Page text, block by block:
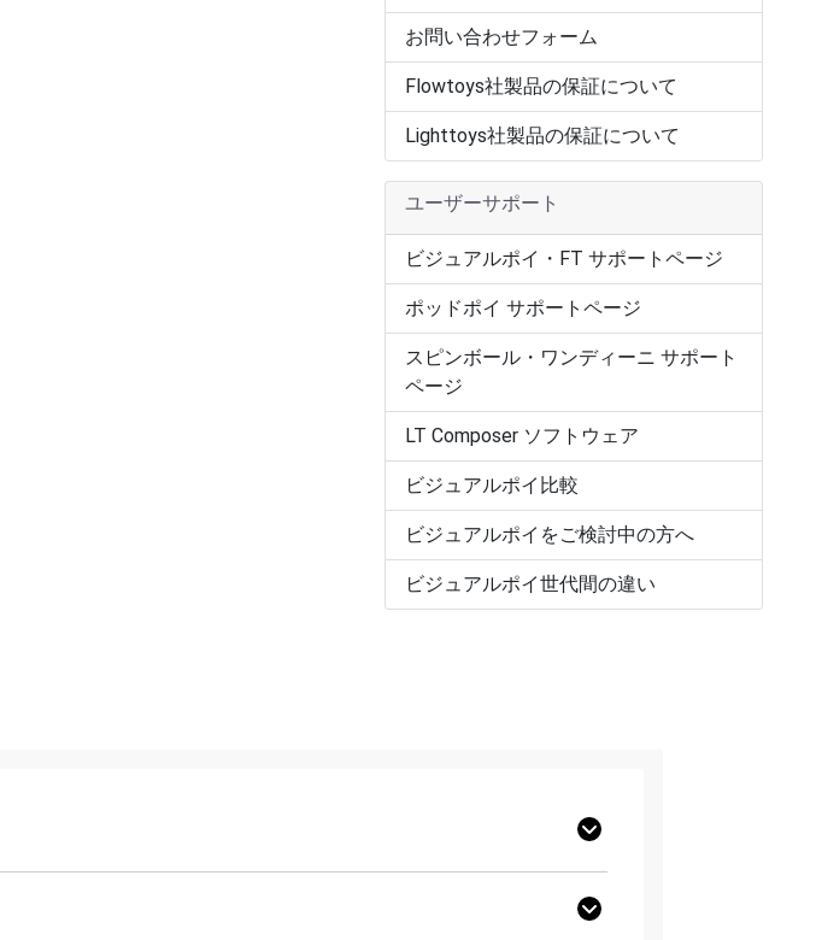
お問い合わせフォーム
Flowtoys社製品の保証について
Lighttoys社製品の保証について
ユーザーサポート
ビジュアルポイ・FT サポートページ
ポッドポイ サポートページ
スピンボール・ワンディーニ サポート
ページ
LT Composer ソフトウェア
ビジュアルポイ比較
ビジュアルポイをご検討中の方へ
ビジュアルポイ世代間の違い